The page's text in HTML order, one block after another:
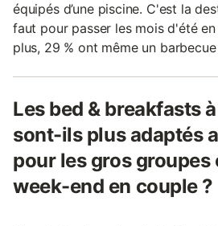
équipés d’une piscine. C'est la
faut pour passer les mois d'été
plus, 29 % ont même un barbecue
Les bed & breakfasts
sont-ils plus adaptés
pour les gros
week-end en couple ?